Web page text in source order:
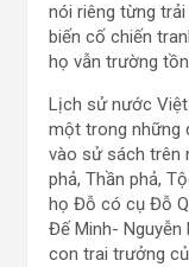
nói riêng từng
biến cố chiến
họ vẫn trường
Lịch sử nước
một trong những
vào sử sách trên
phả, Thần phả,
họ Đỗ có cụ Đỗ
Đế Minh- Nguyễn
con trai trưởng